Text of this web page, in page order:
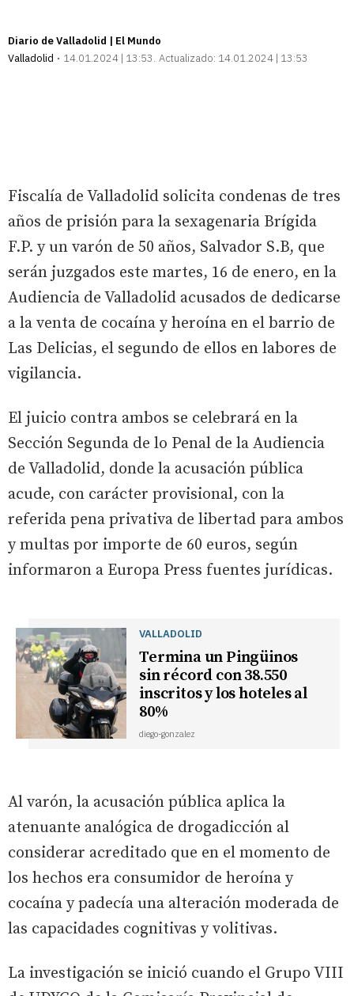
Diario de Valladolid | El Mundo
Valladolid
14.01.2024 | 13:53 Actualizado: 14.01.2024 | 13:53
Fiscalía de Valladolid solicita condenas de tres
años de prisión para la sexagenaria Brígida
F.P. y un varón de 50 años, Salvador S.B, que
serán juzgados este martes, 16 de enero, en la
Audiencia de Valladolid acusados de dedicarse
a la venta de cocaína y heroína en el barrio de
Las Delicias, el segundo de ellos en labores de
vigilancia.
El juicio contra ambos se celebrará en la
Sección Segunda de lo Penal de la Audiencia
de Valladolid, donde la acusación pública
acude, con carácter provisional, con la
referida pena privativa de libertad para ambos
y multas por importe de 60 euros, según
informaron a Europa Press fuentes jurídicas.
VALLADOLID
Termina un Pingüinos
sin récord con 38.550
inscritos y los hoteles al
80%
diego-gonzalez
Al varón, la acusación pública aplica la
atenuante analógica de drogadicción al
considerar acreditado que en el momento de
los hechos era consumidor de heroína y
cocaína y padecía una alteración moderada de
las capacidades cognitivas y volitivas.
La investigación se inició cuando el Grupo VIII